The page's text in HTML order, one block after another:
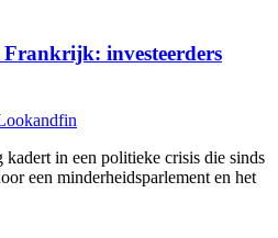
investeerders
kadert in een politieke crisis die sinds
een minderheidsparlement en het